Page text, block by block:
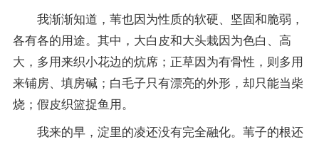
我渐渐知道，苇也因为性质的软硬、坚固和脆弱，
各有各的用途。其中，大白皮和大头栽因为色白、高
大，多用来织小花边的炕席；正草因为有骨性，则多用
来铺房、填房碱；白毛子只有漂亮的外形，却只能当柴
烧；假皮织篮捉鱼用。
我来的早，淀里的凌还没有完全融化。苇子的根还